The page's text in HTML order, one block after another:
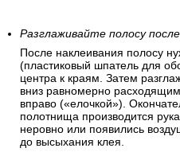
Разглаживайте полосу
После наклеивания полосу
(пластиковый шпатель для
центра к краям. Затем
вниз равномерно
вправо («елочкой»).
полотнища производится
неровно или появились
до высыхания клея.